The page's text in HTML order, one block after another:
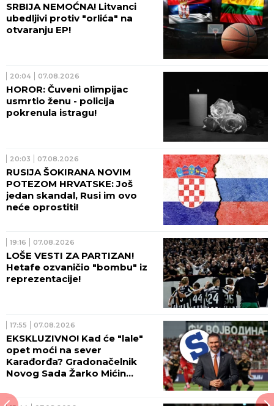
SRBIJA NEMOĆNA! Litvanci
ubedljivi protiv "orlića" na
otvaranju EP!
20:04 07.08.2026
HOROR: Čuveni olimpijac
usmrtio ženu - policija
pokrenula istragu!
20:03 07.08.2026
RUSIJA ŠOKIRANA NOVIM
POTEZOM HRVATSKE: Još
jedan skandal, Rusi im ovo
neće oprostiti!
19:16 07.08.2026
LOŠE VESTI ZA PARTIZAN!
Hetafe ozvaničio "bombu" iz
reprezentacije!
17:55 07.08.2026
EKSKLUZIVNO! Kad će "lale"
opet moći na sever
Karađorđa? Gradonačelnik
Novog Sada Žarko Mićin